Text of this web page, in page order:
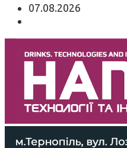
07.08.2026